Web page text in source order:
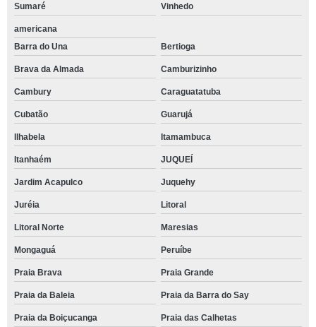
Sumaré Vinhedo
americana
Barra do Una
Bertioga
Brava da Almada Camburizinho
Cambury Caraguatatuba
Cubatão Guarujá
Ilhabela Itamambuca
Itanhaém JUQUEÍ
Jardim Acapulco Juquehy
Juréia Litoral
Litoral Norte Maresias
Mongaguá Peruíbe
Praia Brava Praia Grande
Praia da Baleia Praia da Barra do Say
Praia da Boiçucanga Praia das Calhetas